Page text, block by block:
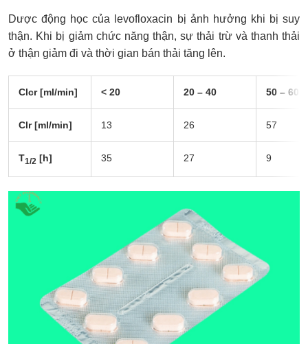
Dược động học của levofloxacin bị ảnh hưởng khi bị suy
thận. Khi bị giảm chức năng thận, sự thải trừ và thanh thải
ở thận giảm đi và thời gian bán thải tăng lên.
Clcr [ml/min] < 20 20 – 40 50 – 60
Clr [ml/min] 13 26 57
T1/2 [h] 35 27 9